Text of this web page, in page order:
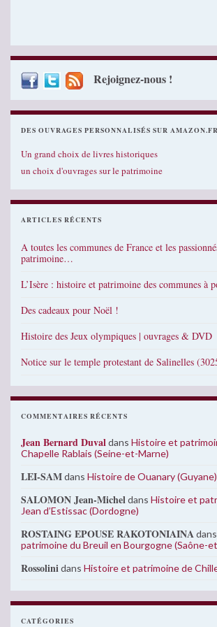
Rejoignez-nous !
DES OUVRAGES PERSONNALISÉS SUR AMAZON.FR
Un grand choix de livres historiques
un choix d'ouvrages sur le patrimoine
ARTICLES RÉCENTS
A toutes les communes de France et les
patrimoine…
L’Isère : histoire et patrimoine des communes à
Des cadeaux pour Noël !
Histoire des Jeux olympiques | ouvrages & DVD
Notice sur le temple protestant de Salinelles
COMMENTAIRES RÉCENTS
Jean Bernard Duvaldans Histoire et
Chapelle Rablais (Seine-et-Marne)
LEI-SAMdans Histoire de Ouanary (Guyane)
SALOMON Jean-Micheldans Histoire et
Jean d’Estissac (Dordogne)
ROSTAING EPOUSE RAKOTONIAINAdans
patrimoine du Breuil en Bourgogne (Saône-
Rossolinidans Histoire et patrimoine de
CATÉGORIES